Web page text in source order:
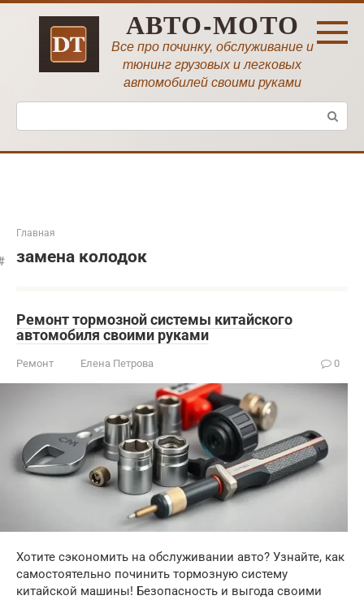
Перейти
АВТО-МОТО
Все про починку, обслуживание и
тюнинг грузовых и легковых
автомобилей своими руками
Поиск:
Главная
замена колодок
Ремонт тормозной системы китайского
автомобиля своими руками
Ремонт Елена Петрова 0
Хотите сэкономить на обслуживании авто? Узнайте, как
самостоятельно починить тормозную систему
китайской машины! Безопасность и выгода своими